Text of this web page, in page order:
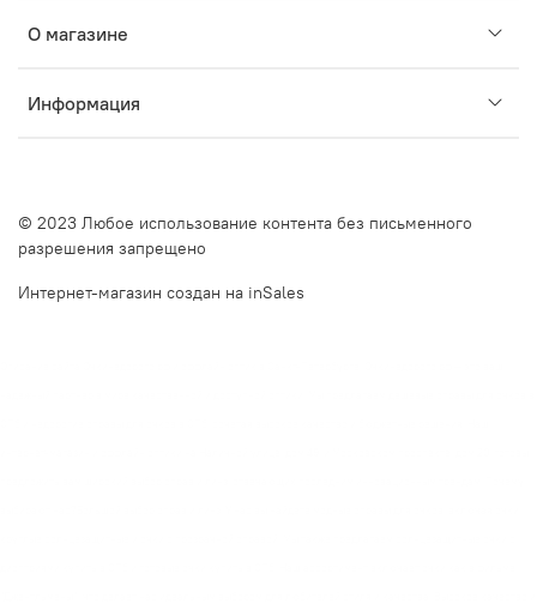
О магазине
Информация
© 2023 Любое использование контента без письменного
разрешения запрещено
Интернет-магазин создан на inSales